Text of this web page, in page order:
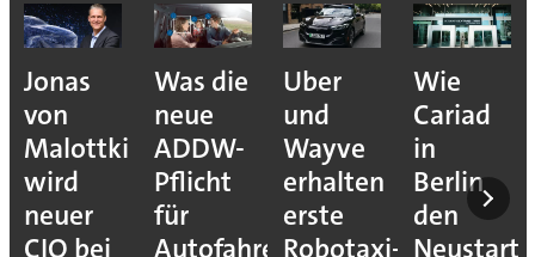
Jonas
von
Malottki
wird
neuer
CIO bei
Was die
neue
ADDW-
Pflicht
für
Autofahrer
Uber
und
Wayve
erhalten
erste
Robotaxi-
Wie
Cariad
in
Berlin
den
Neustart